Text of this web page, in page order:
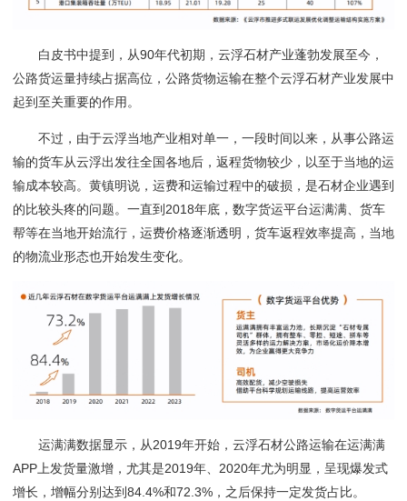
白皮书中提到， 从90年代初期，云浮石材产业蓬勃发展至今，
公路货运量持续占据高位，公路货物运输在整个云浮石材产业发展中
起到至关重要的作用。
不过，由于云浮当地产业相对单一，一段时间以来，从事公路运
输的货车从云浮出发往全国各地后，返程货物较少，以至于当地的运
输成本较高。黄镇明说，运费和运输过程中的破损，是石材企业遇到
的比较头疼的问题。一直到 2018年底，数字货运平台运满满、货车
帮等在当地开始流行，运费价格逐渐透明，货车返程效率提高，当地
的物流业形态也开始发生变化。
运满满数据显示，从2019年开始，云浮石材公路运输在运满满
APP上发货量激增，尤其是2019年、2020年尤为明显，呈现爆发式
增长，增幅分别达到84.4%和72.3%，之后保持一定发货占比。